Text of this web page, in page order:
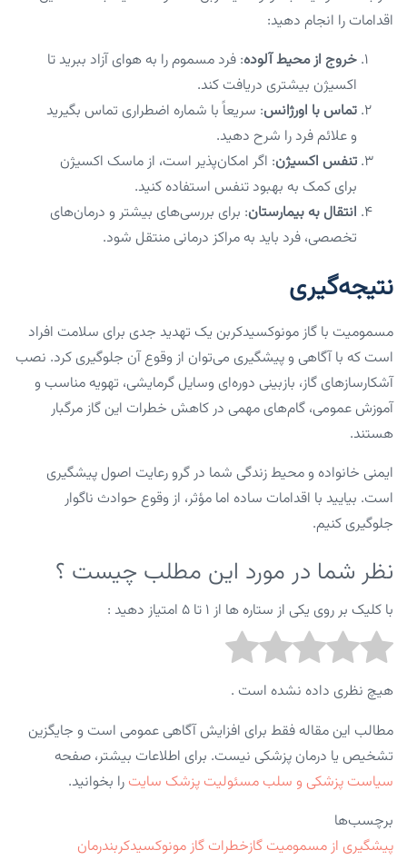
اقدامات را انجام دهید:
خروج از محیط آلوده: فرد مسموم را به هوای آزاد ببرید تا
اکسیژن بیشتری دریافت کند.
تماس با اورژانس: سریعاً با شماره اضطراری تماس بگیرید
و علائم فرد را شرح دهید.
تنفس اکسیژن: اگر امکان‌پذیر است، از ماسک اکسیژن
برای کمک به بهبود تنفس استفاده کنید.
انتقال به بیمارستان: برای بررسی‌های بیشتر و درمان‌های
تخصصی، فرد باید به مراکز درمانی منتقل شود.
نتیجه‌گیری
مسمومیت با گاز مونوکسیدکربن یک تهدید جدی برای سلامت افراد
است که با آگاهی و پیشگیری می‌توان از وقوع آن جلوگیری کرد. نصب
آشکارسازهای گاز، بازبینی دوره‌ای وسایل گرمایشی، تهویه مناسب و
آموزش عمومی، گام‌های مهمی در کاهش خطرات این گاز مرگبار
هستند.
ایمنی خانواده و محیط زندگی شما در گرو رعایت اصول پیشگیری
است. بیایید با اقدامات ساده اما مؤثر، از وقوع حوادث ناگوار
جلوگیری کنیم.
نظر شما در مورد این مطلب چیست ؟
با کلیک بر روی یکی از ستاره ها از ۱ تا ۵ امتیاز دهید :
هیچ نظری داده نشده است .
مطالب این مقاله فقط برای افزایش آگاهی عمومی است و جایگزین
تشخیص یا درمان پزشکی نیست. برای اطلاعات بیشتر، صفحه
سیاست پزشکی و سلب مسئولیت پزشک سایت را بخوانید.
برچسب‌ها
پیشگیری از مسمومیت گازخطرات گاز مونوکسیدکربندرمان